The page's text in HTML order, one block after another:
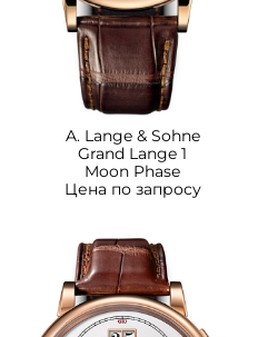
A. Lange & Sohne
Grand Lange 1
Moon Phase
Цена по запросу